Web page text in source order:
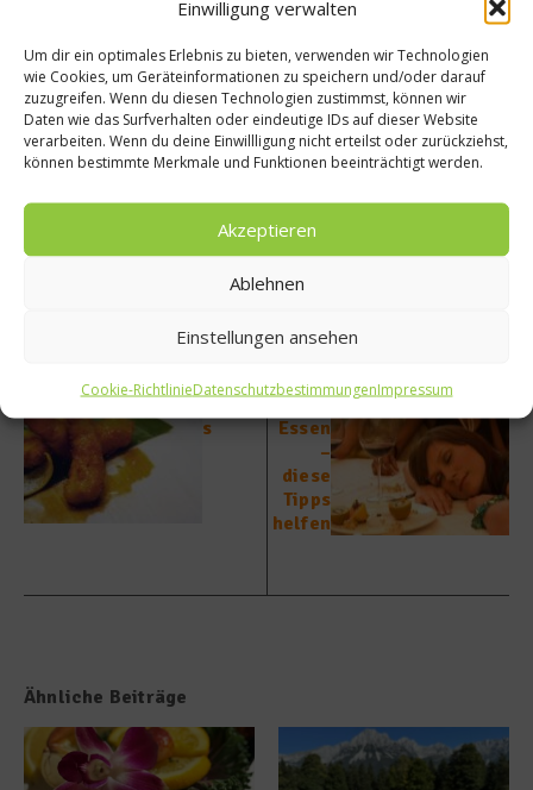
Einwilligung verwalten
Um dir ein optimales Erlebnis zu bieten, verwenden wir Technologien
wie Cookies, um Geräteinformationen zu speichern und/oder darauf
zuzugreifen. Wenn du diesen Technologien zustimmst, können wir
Daten wie das Surfverhalten oder eindeutige IDs auf dieser Website
verarbeiten. Wenn du deine Einwillligung nicht erteilst oder zurückziehst,
können bestimmte Merkmale und Funktionen beeinträchtigt werden.
Akzeptieren
Ablehnen
Einstellungen ansehen
Cookie-RichtlinieDatenschutzbestimmungenImpressum
vom Weingut Markus Schneider, aus
der Pfalz. Für mich der perfekte Begleiter für ein
Picknick unter freiem Himmel.“
Wolfgang Weigler wünscht guten Appetit!
Frittie
rte
Gamba
s
nach
dem
Essen
–
diese
Tipps
helfen
Ähnliche Beiträge